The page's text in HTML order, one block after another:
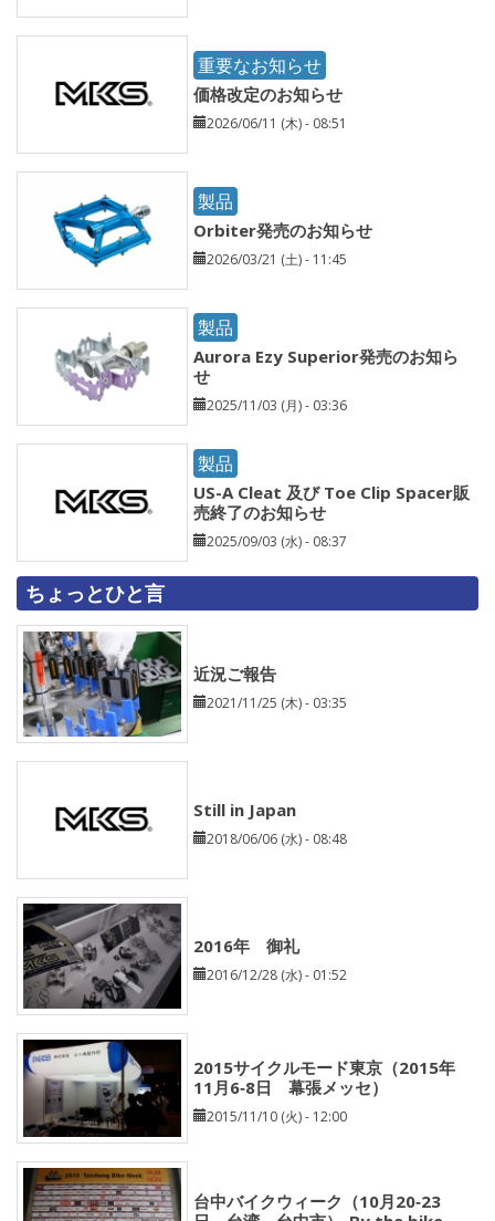
重要なお知らせ
価格改定のお知らせ
2026/06/11 (木) - 08:51
製品
Orbiter発売のお知らせ
2026/03/21 (土) - 11:45
製品
Aurora Ezy Superior発売のお知ら
せ
2025/11/03 (月) - 03:36
製品
US-A Cleat 及び Toe Clip Spacer販
売終了のお知らせ
2025/09/03 (水) - 08:37
ちょっとひと言
近況ご報告
2021/11/25 (木) - 03:35
Still in Japan
2018/06/06 (水) - 08:48
2016年 御礼
2016/12/28 (水) - 01:52
2015サイクルモード東京（2015年
11月6‐8日 幕張メッセ）
2015/11/10 (火) - 12:00
台中バイクウィーク（10月20‐23